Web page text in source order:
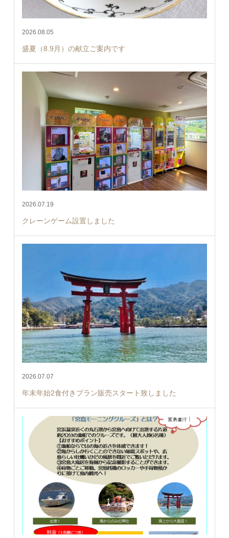
2026.08.05
盛夏（8.9月）の献立ご案内です
2026.07.19
クレーンゲーム設置しました
2026.07.07
年末年始2食付きプラン販売スタート致しました